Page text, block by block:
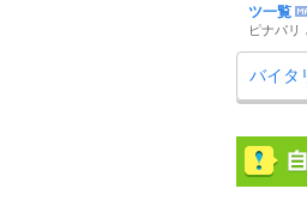
ツ一覧
ピナパリ
バイタ